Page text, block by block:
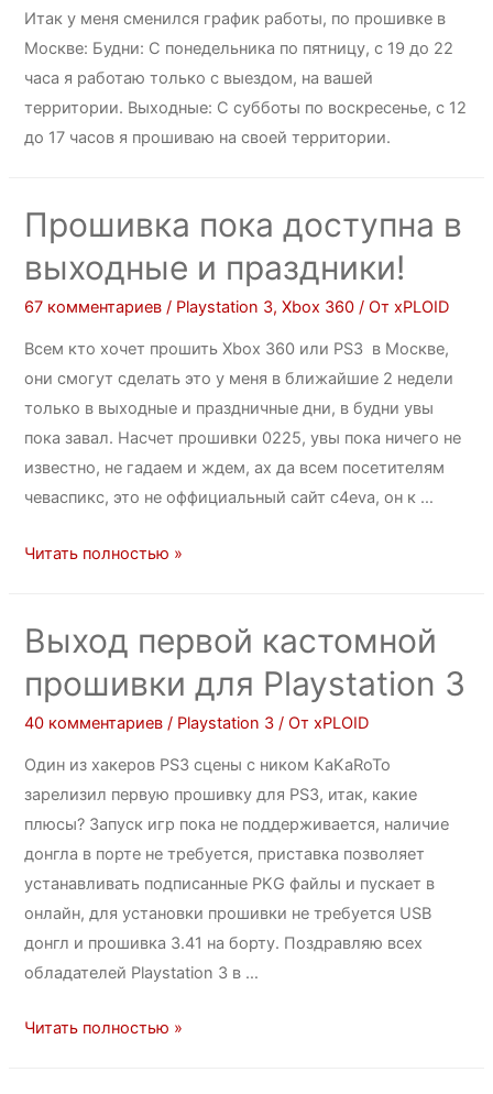
Итак у меня сменился график работы, по прошивке в
Москве: Будни: С понедельника по пятницу, с 19 до 22
часа я работаю только с выездом, на вашей
территории. Выходные: С субботы по воскресенье, с 12
до 17 часов я прошиваю на своей территории.
Прошивка пока доступна в
выходные и праздники!
67 комментариев / Playstation 3,Xbox 360 / ОтxPLOID
Всем кто хочет прошить Xbox 360 или PS3 в Москве,
они смогут сделать это у меня в ближайшие 2 недели
только в выходные и праздничные дни, в будни увы
пока завал. Насчет прошивки 0225, увы пока ничего не
известно, не гадаем и ждем, ах да всем посетителям
чеваспикс, это не оффициальный сайт c4eva, он к …
Читать полностью »
Выход первой кастомной
прошивки для Playstation 3
40 комментариев / Playstation 3 / ОтxPLOID
Один из хакеров PS3 сцены с ником KaKaRoTo
зарелизил первую прошивку для PS3, итак, какие
плюсы? Запуск игр пока не поддерживается, наличие
донгла в порте не требуется, приставка позволяет
устанавливать подписанные PKG файлы и пускает в
онлайн, для установки прошивки не требуется USB
донгл и прошивка 3.41 на борту. Поздравляю всех
обладателей Playstation 3 в …
Читать полностью »